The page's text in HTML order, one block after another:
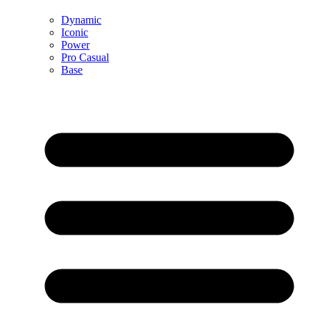
Dynamic
Iconic
Power
Pro Casual
Base